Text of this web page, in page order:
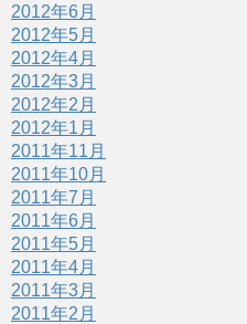
2012年6月
2012年5月
2012年4月
2012年3月
2012年2月
2012年1月
2011年11月
2011年10月
2011年7月
2011年6月
2011年5月
2011年4月
2011年3月
2011年2月